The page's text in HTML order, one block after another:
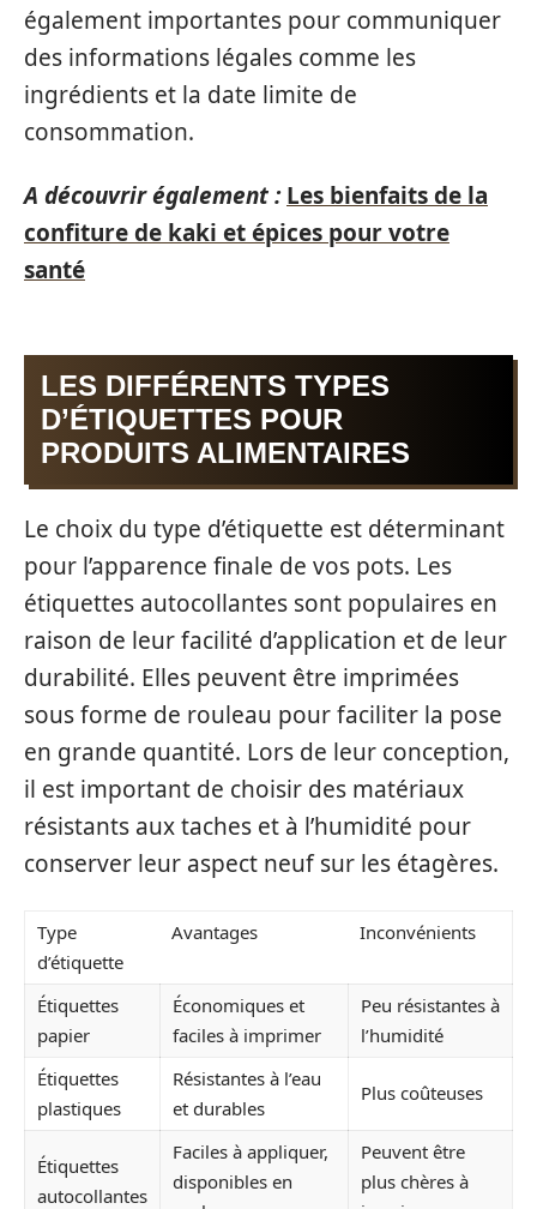
également importantes pour communiquer
des informations légales comme les
ingrédients et la date limite de
consommation.
A découvrir également : Les bienfaits de la
confiture de kaki et épices pour votre
santé
LES DIFFÉRENTS TYPES
D’ÉTIQUETTES POUR
PRODUITS ALIMENTAIRES
Le choix du type d’étiquette est déterminant
pour l’apparence finale de vos pots. Les
étiquettes autocollantes sont populaires en
raison de leur facilité d’application et de leur
durabilité. Elles peuvent être imprimées
sous forme de rouleau pour faciliter la pose
en grande quantité. Lors de leur conception,
il est important de choisir des matériaux
résistants aux taches et à l’humidité pour
conserver leur aspect neuf sur les étagères.
Type
d’étiquette
Avantages Inconvénients
Étiquettes
papier
Économiques et
faciles à imprimer
Peu résistantes à
l’humidité
Étiquettes
plastiques
Résistantes à l’eau
et durables
Plus coûteuses
Étiquettes
autocollantes
Faciles à appliquer,
disponibles en
Peuvent être
plus chères à